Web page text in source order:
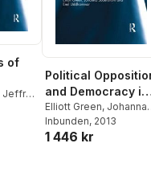
of
Jeffrey
Political
and Democracy in
Sub-Saharan
Africa
Elliott Green, Johanna
Söderström,Emil
Uddhammar
Inbunden, 2013
1 446 kr